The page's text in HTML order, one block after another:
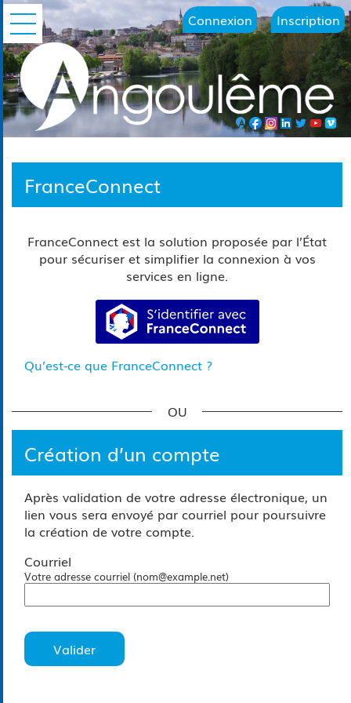
Connexion Inscription
Ouvrir le menu
FranceConnect
FranceConnect est la solution proposée par l’État
pour sécuriser et simplifier la connexion à vos
services en ligne.
S’identifier avec
Qu’est-ce que FranceConnect ?
Création d’un compte
Après validation de votre adresse électronique, un
lien vous sera envoyé par courriel pour poursuivre
la création de votre compte.
Courriel
Votre adresse courriel (nom@example.net)
Valider